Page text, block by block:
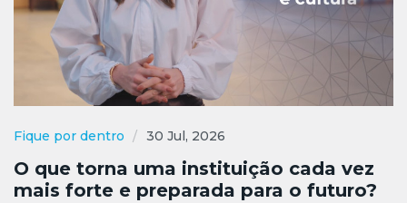
Fique por dentro 30 Jul, 2026
O que torna uma instituição cada vez
mais forte e preparada para o futuro?